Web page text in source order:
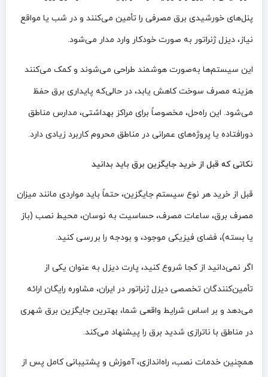
پنل‌های خورشیدی برق مصرفی را تأمین می‌کنند و در شب یا مواقع
نیاز، دیزل ژنراتور به صورت خودکار وارد مدار می‌شود.
این سیستم‌ها به‌صورت هوشمند طراحی می‌شوند و کمک می‌کنند
هزینه مصرف سوخت کاهش یابد، در حالی‌که پایداری برق حفظ
می‌شود. این راه‌حل، مخصوصاً برای مراکز بهداشتی، مدارس مناطق
دورافتاده یا پروژه‌های عمرانی در مناطق محروم کاربرد زیادی دارد.
نکاتی که قبل از خرید جایگزین برق باید بدانید
قبل از خرید هر نوع سیستم جایگزین، حتماً باید مواردی مانند میزان
مصرف برق، ساعات مصرف، حساسیت به نوسان، محیط نصب (باز
یا بسته)، فضای فیزیکی موجود، و بودجه را بررسی کنید.
اگر نمی‌دانید از کجا شروع کنید، پارت دیزل به عنوان یکی از
تأمین‌کنندگان تخصصی دیزل ژنراتور در ایران، مشاوره رایگان ارائه
می‌دهد و بر اساس شرایط واقعی شما، بهترین جایگزین برق شهری
در مناطق با ناترازی شدید برق را پیشنهاد می‌کند.
همچنین خدمات نصب، راه‌اندازی، آموزش و پشتیبانی کامل پس از